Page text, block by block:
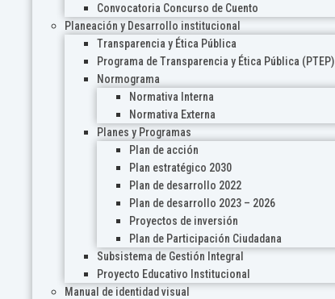
Convocatoria Concurso de Cuento
Planeación y Desarrollo institucional
Transparencia y Ética Pública
Programa de Transparencia y Ética Pública (PTEP)
Normograma
Normativa Interna
Normativa Externa
Planes y Programas
Plan de acción
Plan estratégico 2030
Plan de desarrollo 2022
Plan de desarrollo 2023 – 2026
Proyectos de inversión
Plan de Participación Ciudadana
Subsistema de Gestión Integral
Proyecto Educativo Institucional
Manual de identidad visual